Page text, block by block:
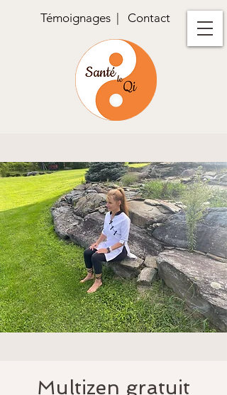
Témoignages Contact
Multizen gratuit